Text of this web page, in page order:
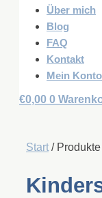
Über mich
Blog
FAQ
Kontakt
Mein Konto
€0,00 0
Start /